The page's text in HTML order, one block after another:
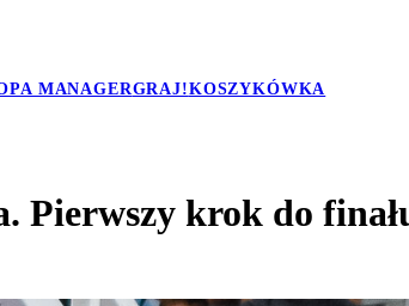
MANAGERGRAJ!KOSZYKÓWKA
Pierwszy krok do